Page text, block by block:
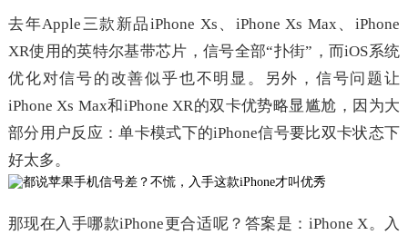
去年Apple三款新品iPhone Xs、iPhone Xs Max、iPhone
XR使用的英特尔基带芯片，信号全部“扑街”，而iOS系统
优化对信号的改善似乎也不明显。另外，信号问题让
iPhone Xs Max和iPhone XR的双卡优势略显尴尬，因为大
部分用户反应：单卡模式下的iPhone信号要比双卡状态下
好太多。
那现在入手哪款iPhone更合适呢？答案是：iPhone X。入